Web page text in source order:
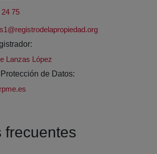
75
Lanzas López
de Datos:
frecuentes